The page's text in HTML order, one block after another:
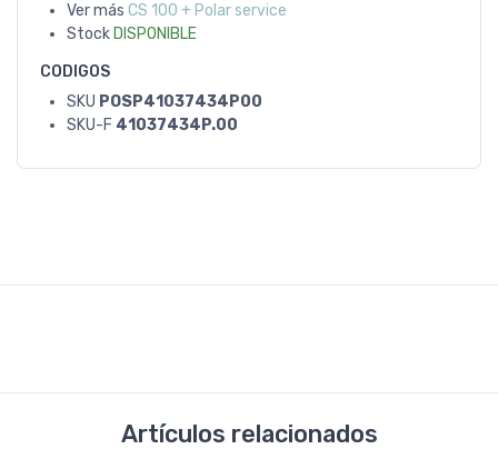
Ver más CS 100 + Polar service
Stock DISPONIBLE
CODIGOS
SKU POSP41037434P00
SKU-F 41037434P.00
Artículos relacionados